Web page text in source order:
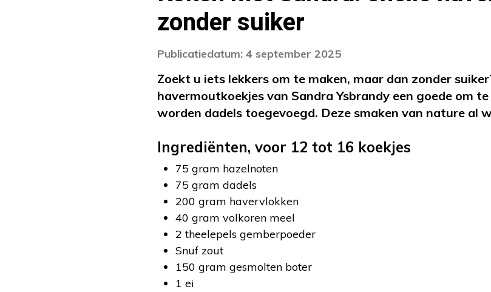
zonder suiker
Publicatiedatum: 4 september 2025
Zoekt u iets lekkers om te maken, maar dan zonder
havermoutkoekjes van Sandra Ysbrandy een goede om
worden dadels toegevoegd. Deze smaken van nature al
Ingrediënten, voor 12 tot 16 koekjes
75 gram hazelnoten
75 gram dadels
200 gram havervlokken
40 gram volkoren meel
2 theelepels gemberpoeder
Snuf zout
150 gram gesmolten boter
1 ei